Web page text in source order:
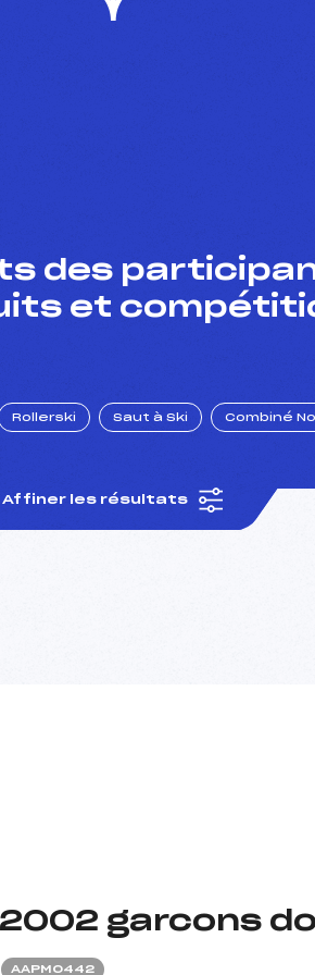
des
et
Rollerski Saut à Ski Combiné
Affiner les résultats
garcons
AAPM0442